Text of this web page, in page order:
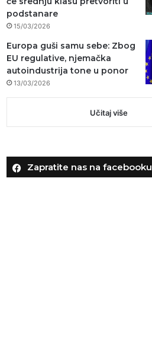
podstanare
15/03/2026
Europa guši samu sebe: Zbog
EU regulative, njemačka
autoindustrija tone u ponor
13/03/2026
Učitaj više
Zapratite nas na facebooku